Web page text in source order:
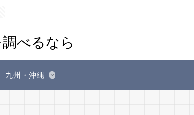
九州・沖縄